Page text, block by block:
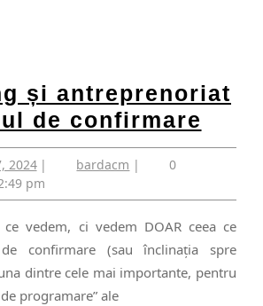
și antreprenoriat
de confirmare
și
–
de
2024noiembrie
17,
2024
| bardacm bardacm
|
0
pm
confirmare (sau înclinația spre
dintre cele mai importante, pentru
programare” ale